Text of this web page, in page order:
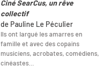
Ciné SearCus, un rêve
collectif
de Pauline Le Péculier
Ils ont largué les amarres en
famille et avec des copains
musiciens, acrobates, comédiens,
cinéastes…